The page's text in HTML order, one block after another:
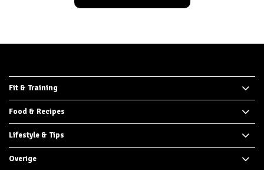
Fit & Training
Food & Recipes
Lifestyle & Tips
Overige